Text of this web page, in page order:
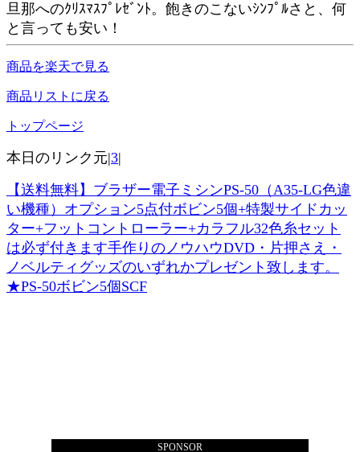
旦那へのｸﾘｽﾏｽﾌﾟﾚｾﾞﾝﾄ。飽きのこないｼﾝﾌﾟﾙさと、何
と言っても安い！
商品を楽天で見る
商品リストに戻る
トップページ
本日のリンク元|3|
【送料無料】ブラザー電子ミシンPS-50（A35-LG色違
い機種）オプション5点付ボビン5個+特製サイドカッ
ター+フットコントローラー+カラフル32色糸セット
は必ず付きます手作りのノウハウDVD・片押さえ・
ノベルティグッズのいずれかプレゼント致します。
★PS-50ボビン5個SCF
SPONSOR